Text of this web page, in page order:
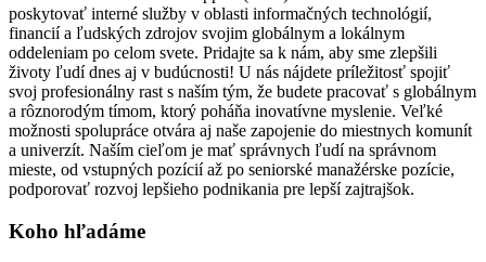
poskytovať interné služby v oblasti informačných technológií,
financií a ľudských zdrojov svojim globálnym a lokálnym
oddeleniam po celom svete. Pridajte sa k nám, aby sme zlepšili
životy ľudí dnes aj v budúcnosti! U nás nájdete príležitosť spojiť
svoj profesionálny rast s naším tým, že budete pracovať s globálnym
a rôznorodým tímom, ktorý poháňa inovatívne myslenie. Veľké
možnosti spolupráce otvára aj naše zapojenie do miestnych komunít
a univerzít. Naším cieľom je mať správnych ľudí na správnom
mieste, od vstupných pozícií až po seniorské manažérske pozície,
podporovať rozvoj lepšieho podnikania pre lepší zajtrajšok.
Koho hľadáme